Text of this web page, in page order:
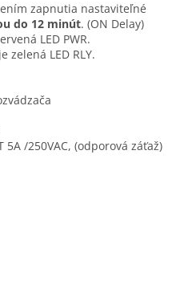
zapnutia nastaviteľné
do 12 minút. (ON Delay)
LED PWR.
zelená LED RLY.
/250VAC, (odporová záťaž)